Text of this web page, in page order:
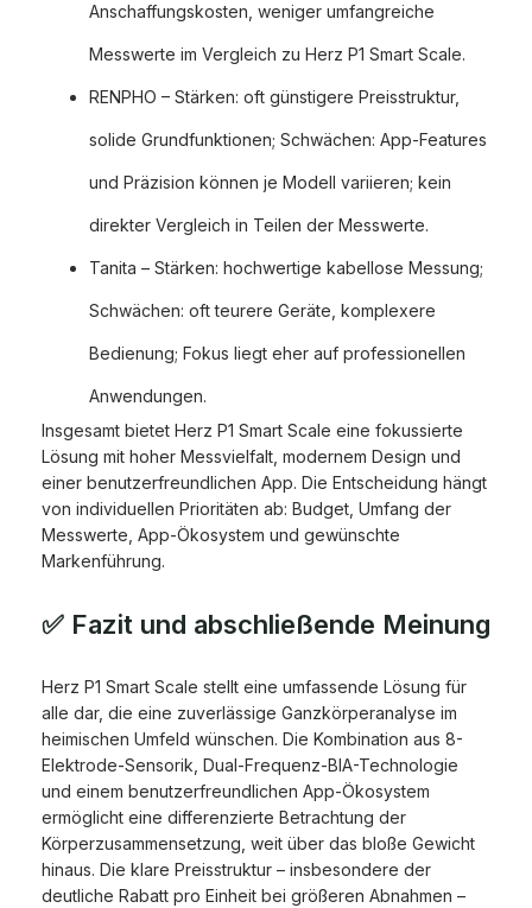
Anschaffungskosten, weniger umfangreiche
Messwerte im Vergleich zu Herz P1 Smart Scale.
RENPHO – Stärken: oft günstigere Preisstruktur,
solide Grundfunktionen; Schwächen: App-Features
und Präzision können je Modell variieren; kein
direkter Vergleich in Teilen der Messwerte.
Tanita – Stärken: hochwertige kabellose Messung;
Schwächen: oft teurere Geräte, komplexere
Bedienung; Fokus liegt eher auf professionellen
Anwendungen.
Insgesamt bietet Herz P1 Smart Scale eine fokussierte
Lösung mit hoher Messvielfalt, modernem Design und
einer benutzerfreundlichen App. Die Entscheidung hängt
von individuellen Prioritäten ab: Budget, Umfang der
Messwerte, App-Ökosystem und gewünschte
Markenführung.
✅ Fazit und abschließende Meinung
Herz P1 Smart Scale stellt eine umfassende Lösung für
alle dar, die eine zuverlässige Ganzkörperanalyse im
heimischen Umfeld wünschen. Die Kombination aus 8-
Elektrode-Sensorik, Dual-Frequenz-BIA-Technologie
und einem benutzerfreundlichen App-Ökosystem
ermöglicht eine differenzierte Betrachtung der
Körperzusammensetzung, weit über das bloße Gewicht
hinaus. Die klare Preisstruktur – insbesondere der
deutliche Rabatt pro Einheit bei größeren Abnahmen –